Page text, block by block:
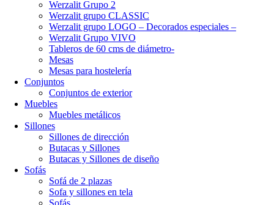
Werzalit Grupo 2
Werzalit grupo CLASSIC
Werzalit grupo LOGO – Decorados especiales –
Werzalit Grupo VIVO
Tableros de 60 cms de diámetro-
Mesas
Mesas para hostelería
Conjuntos
Conjuntos de exterior
Muebles
Muebles metálicos
Sillones
Sillones de dirección
Butacas y Sillones
Butacas y Sillones de diseño
Sofás
Sofá de 2 plazas
Sofa y sillones en tela
Sofás